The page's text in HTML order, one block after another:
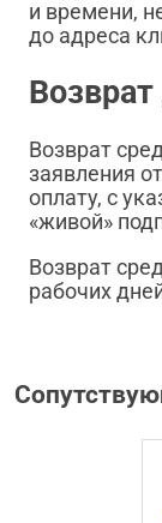
и времени,
до адреса
Возврат
Возврат
заявления
оплату, с
«живой»
Возврат
рабочих